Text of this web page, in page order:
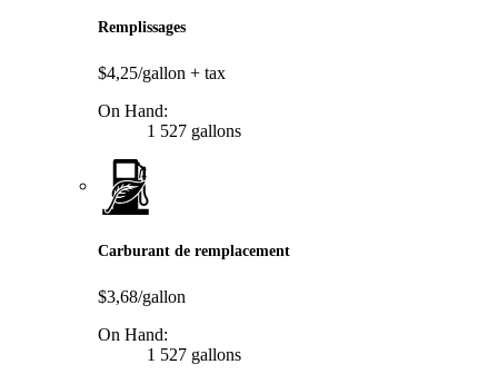
Remplissages
$4,25/gallon + tax
On Hand:
1 527 gallons
Carburant de remplacement
$3,68/gallon
On Hand:
1 527 gallons